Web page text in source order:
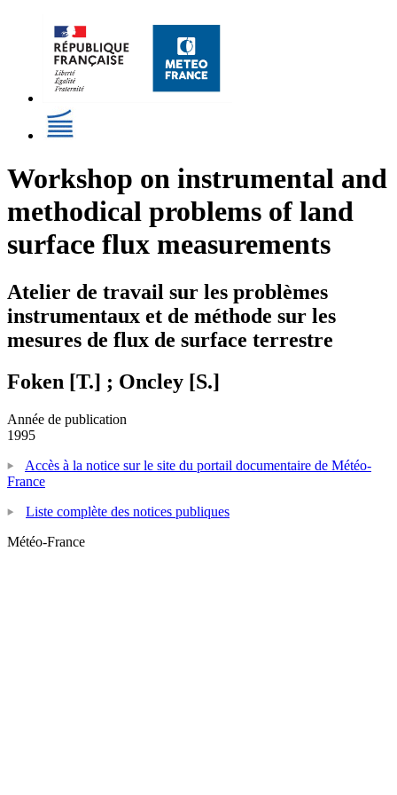
Workshop on instrumental and
methodical problems of land
surface flux measurements
Atelier de travail sur les problèmes
instrumentaux et de méthode sur les
mesures de flux de surface terrestre
Foken [T.] ; Oncley [S.]
Année de publication
1995
Accès à la notice sur le site du portail documentaire de Météo-
France
Liste complète des notices publiques
Météo-France